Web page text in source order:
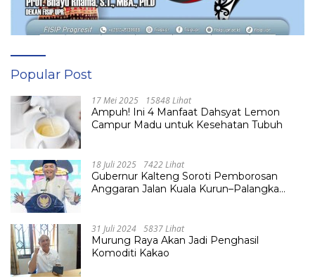
Popular Post
17 Mei 2025 15848 Lihat
Ampuh! Ini 4 Manfaat Dahsyat Lemon
Campur Madu untuk Kesehatan Tubuh
18 Juli 2025 7422 Lihat
Gubernur Kalteng Soroti Pemborosan
Anggaran Jalan Kuala Kurun–Palangka
31 Juli 2024 5837 Lihat
Murung Raya Akan Jadi Penghasil
Komoditi Kakao